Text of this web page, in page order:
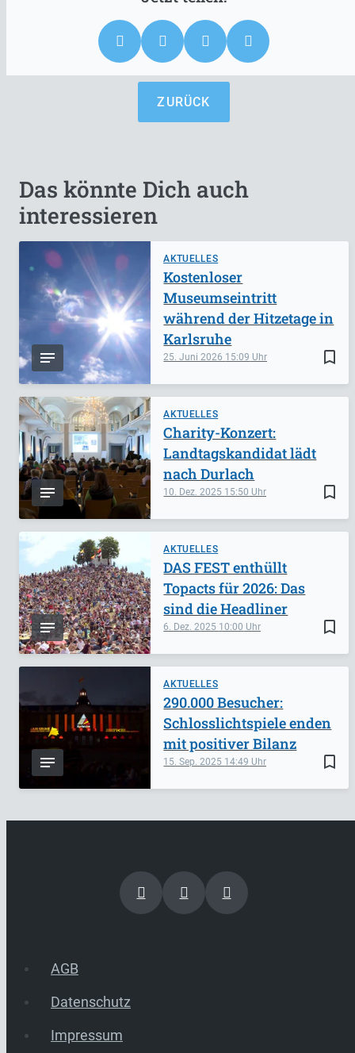
ZURÜCK
Das könnte Dich auch
interessieren
AKTUELLES
bookmark_border
25. Juni 2026 15:09
Kostenloser
Museumseintritt
während der Hitzetage in
Karlsruhe
AKTUELLES
bookmark_border
10. Dez. 2025 15:50
Charity-Konzert:
Landtagskandidat lädt
nach Durlach
AKTUELLES
bookmark_border
6. Dez. 2025 10:00
DAS FEST enthüllt
Topacts für 2026: Das
sind die Headliner
AKTUELLES
bookmark_border
15. Sep. 2025 14:49
290.000 Besucher:
Schlosslichtspiele enden
mit positiver Bilanz
AGB
Datenschutz
Impressum